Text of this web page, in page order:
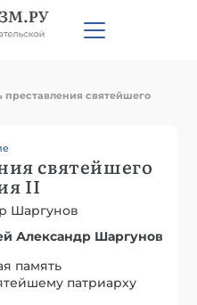
преставления святейшего
святейшего
II
Шаргунов
Александр Шаргунов
память
патриарху